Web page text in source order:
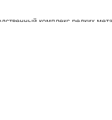
комплекс редких